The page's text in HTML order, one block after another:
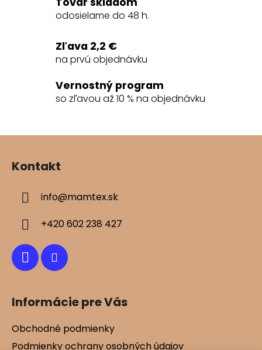
odosielame do 48 h.
Zľava 2,2 €
na prvú objednávku
Vernostný program
so zľavou až 10 % na objednávku
Z
Kontakt
info@mamtex.sk
+420 602 238 427
Informácie pre Vás
Obchodné podmienky
Podmienky ochrany osobných údajov